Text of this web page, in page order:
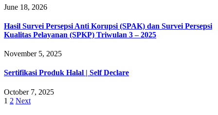
June 18, 2026
Hasil Survei Persepsi Anti Korupsi (SPAK) dan Survei Persepsi
Kualitas Pelayanan (SPKP) Triwulan 3 – 2025
November 5, 2025
Sertifikasi Produk Halal | Self Declare
October 7, 2025
1 2 Next